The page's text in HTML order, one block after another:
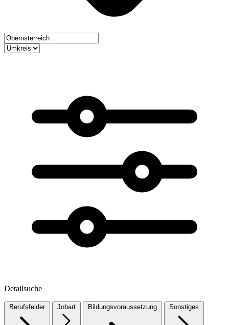
Detailsuche
Berufsfelder Jobart Bildungsvoraussetzung Sonstiges